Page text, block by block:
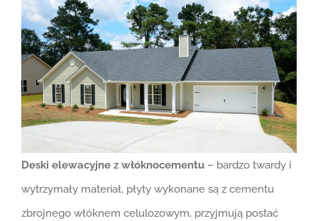
Deski elewacyjne z włóknocementu – bardzo twardy i
wytrzymały materiał, płyty wykonane są z cementu
zbrojnego włóknem celulozowym, przyjmują postać